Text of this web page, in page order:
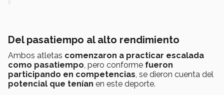
Del pasatiempo al alto rendimiento
Ambos atletas comenzaron a practicar escalada
como pasatiempo, pero conforme fueron
participando en competencias, se dieron cuenta del
potencial que tenían en este deporte.